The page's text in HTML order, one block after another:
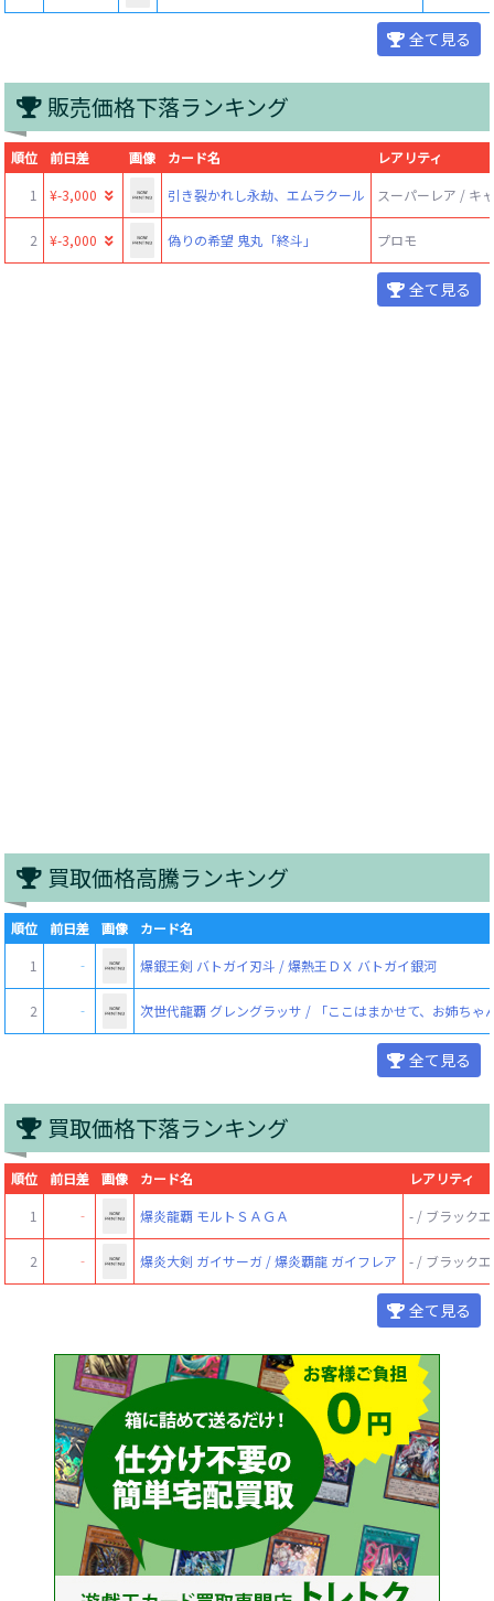
全て見る
販売価格下落ランキング
順位 前日差 画像 カード名
レアリティ
1
¥-3,000 引き裂かれし永劫、エムラクール スーパーレア / キ
2 ¥-3,000 偽りの希望 鬼丸「終斗」 プロモ
全て見る
買取価格高騰ランキング
順位 前日差 画像
カード名
1
‐ 爆銀王剣 バトガイ刃斗 / 爆熱王ＤＸ バトガイ銀河
2 ‐ 次世代龍覇 グレングラッサ / 「ここはまかせて、お姉ちゃ
全て見る
買取価格下落ランキング
順位 前日差 画像 カード名
レアリティ
1
‐ 爆炎龍覇 モルトＳＡＧＡ - / ブラック
2 ‐ 爆炎大剣 ガイサーガ / 爆炎覇龍 ガイフレア - / ブラック
全て見る